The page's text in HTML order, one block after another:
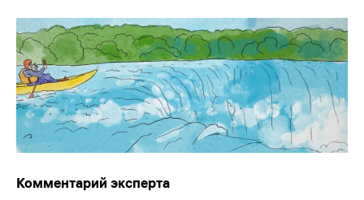
Комментарий эксперта